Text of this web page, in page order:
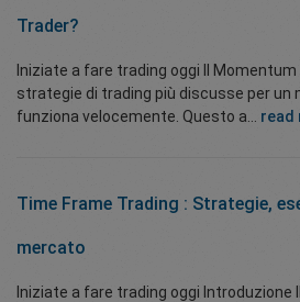
Trader?
Iniziate a fare trading oggi Il Momentum
strategie di trading più discusse per un
funziona velocemente. Questo a... read
Time Frame Trading : Strategie,
mercato
Iniziate a fare trading oggi Introduzione